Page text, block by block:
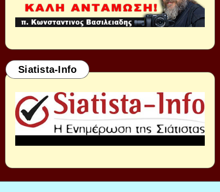
Siatista-Info